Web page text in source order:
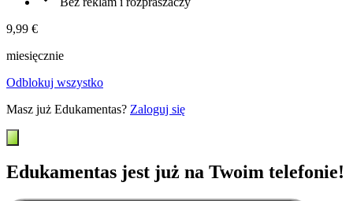
9,99 €
miesięcznie
Odblokuj wszystko
Masz już Edukamentas? Zaloguj się
Edukamentas jest już na Twoim telefonie!